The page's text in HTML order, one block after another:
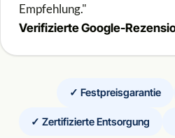
Empfehlung."
Verifizierte Google-
✓ Festpreisgarantie
✓ Zertifizierte Entsorgung